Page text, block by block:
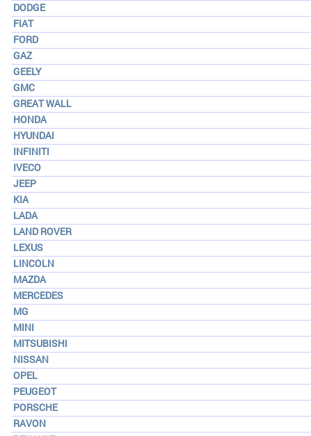
DODGE
FIAT
FORD
GAZ
GEELY
GMC
GREAT WALL
HONDA
HYUNDAI
INFINITI
IVECO
JEEP
KIA
LADA
LAND ROVER
LEXUS
LINCOLN
MAZDA
MERCEDES
MG
MINI
MITSUBISHI
NISSAN
OPEL
PEUGEOT
PORSCHE
RAVON